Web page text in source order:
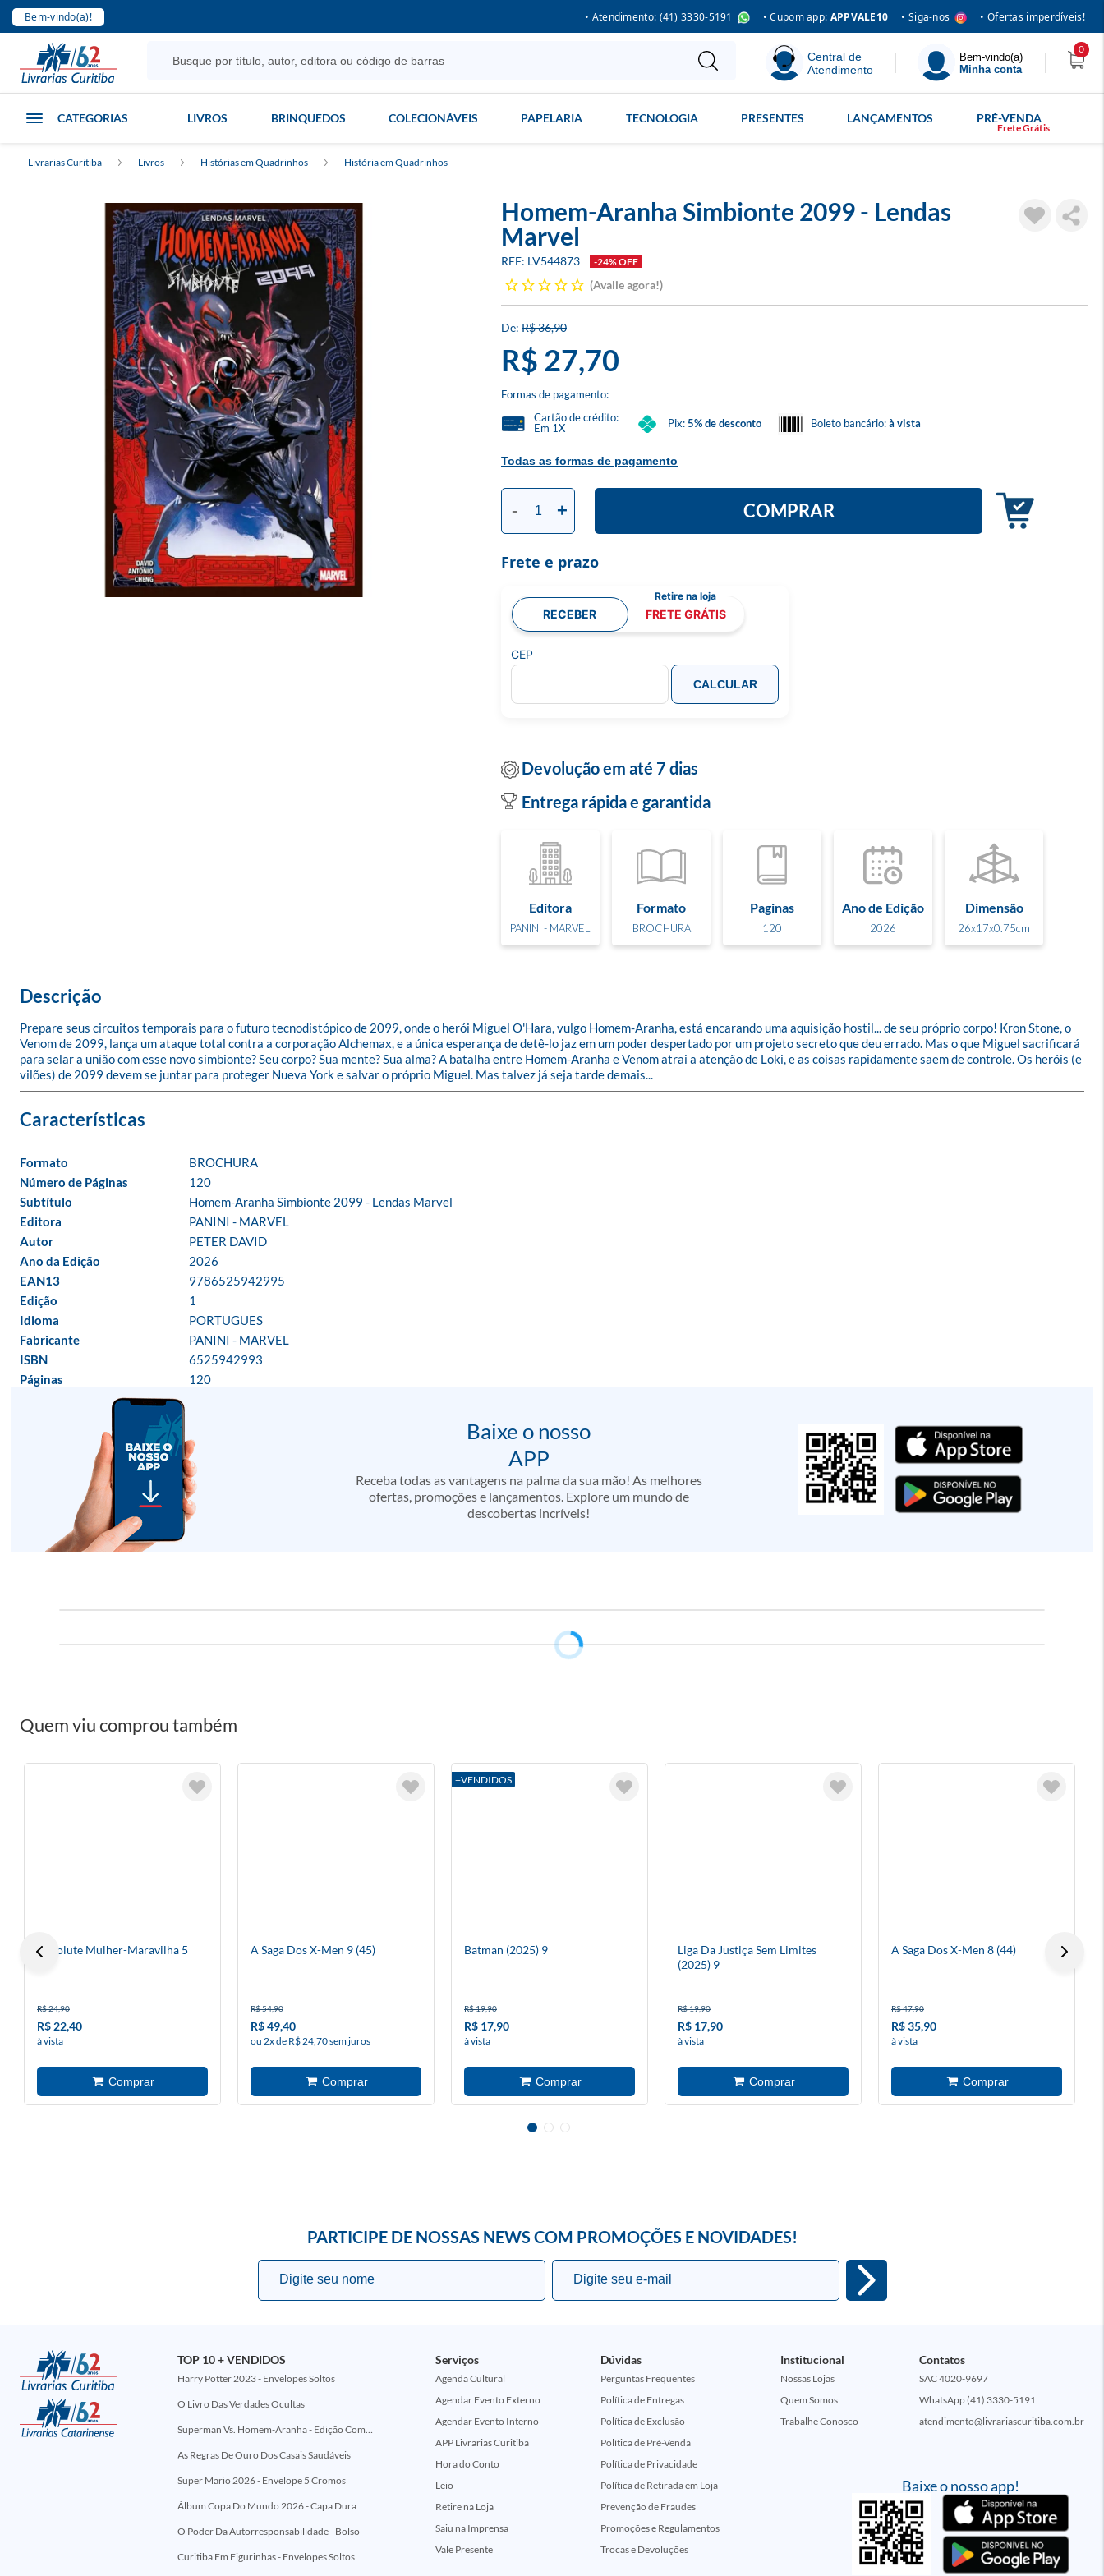
Bem-vindo(a)! • Atendimento: (41) 3330-5191 • Cupom app: APPVALE10 • Siga-nos • Ofertas imperdíveis!
Central de
Atendimento
Bem-vindo(a)
Minha conta
0
CATEGORIAS LIVROS BRINQUEDOS COLECIONÁVEIS PAPELARIA TECNOLOGIA PRESENTES LANÇAMENTOS PRÉ-VENDA
Livrarias Curitiba Livros Histórias em Quadrinhos História em Quadrinhos
Homem-Aranha Simbionte 2099 - Lendas
Marvel
LV544873 -24% OFF
Avalie agora!
R$ 36,90
R$ 27,70
Formas de pagamento:
Todas as formas de pagamento
Cartão de crédito:
Em 1X
Pix:5% de desconto Boleto bancário:à vista
- + COMPRAR
Frete e prazo
RECEBER FRETE GRÁTIS
CEP
CALCULAR
Devolução em até 7 dias
Entrega rápida e garantida
Editora
PANINI - MARVEL
Formato
BROCHURA
Paginas
120
Ano de Edição
2026
Dimensão
26x17x0.75cm
Descrição
Prepare seus circuitos temporais para o futuro tecnodistópico de 2099, onde o herói Miguel O'Hara, vulgo Homem-Aranha, está encarando uma aquisição hostil... de seu próprio corpo! Kron Stone, o
Venom de 2099, lança um ataque total contra a corporação Alchemax, e a única esperança de detê-lo jaz em um poder despertado por um projeto secreto que deu errado. Mas o que Miguel sacrificará
para selar a união com esse novo simbionte? Seu corpo? Sua mente? Sua alma? A batalha entre Homem-Aranha e Venom atrai a atenção de Loki, e as coisas rapidamente saem de controle. Os heróis (e
vilões) de 2099 devem se juntar para proteger Nueva York e salvar o próprio Miguel. Mas talvez já seja tarde demais...
Formato
BROCHURA
Número de Páginas
120
Subtítulo
Homem-Aranha Simbionte 2099 - Lendas Marvel
Editora
PANINI - MARVEL
Autor
PETER DAVID
Ano da Edição
2026
EAN13
9786525942995
Edição
1
Idioma
PORTUGUES
Fabricante
PANINI - MARVEL
ISBN
6525942993
Páginas
120
Baixe o nosso
APP
Receba todas as vantagens na palma da sua mão! As melhores
ofertas, promoções e lançamentos. Explore um mundo de
descobertas incríveis!
Quem viu comprou também
Absolute Mulher-Maravilha 5
R$ 24,90
R$ 22,40
à vista
A Saga Dos X-Men 9 (45)
R$ 54,90
R$ 49,40
ou 2x de R$ 24,70 sem juros
+VENDIDOS
Batman (2025) 9
R$ 19,90
R$ 17,90
à vista
Liga Da Justiça Sem Limites
(2025) 9
R$ 19,90
R$ 17,90
à vista
A Saga Dos X-Men 8 (44)
R$ 47,90
R$ 35,90
à vista
PARTICIPE DE NOSSAS NEWS COM PROMOÇÕES E NOVIDADES!
Baixe o nosso app!
TOP 10 + VENDIDOS
Harry Potter 2023 - Envelopes Soltos
O Livro Das Verdades Ocultas
Superman Vs. Homem-Aranha - Edição Comemorativa 50 Anos (Encontros Clássicos Dc E Marvel)
As Regras De Ouro Dos Casais Saudáveis
Super Mario 2026 - Envelope 5 Cromos
Álbum Copa Do Mundo 2026 - Capa Dura
O Poder Da Autorresponsabilidade - Bolso
Curitiba Em Figurinhas - Envelopes Soltos
Serviços
Agenda Cultural
Agendar Evento Externo
Agendar Evento Interno
APP Livrarias Curitiba
Hora do Conto
Leio +
Retire na Loja
Saiu na Imprensa
Vale Presente
Dúvidas
Perguntas Frequentes
Política de Entregas
Política de Exclusão
Política de Pré-Venda
Política de Privacidade
Política de Retirada em Loja
Prevenção de Fraudes
Promoções e Regulamentos
Trocas e Devoluções
Institucional
Nossas Lojas
Quem Somos
Trabalhe Conosco
Contatos
SAC 4020-9697
WhatsApp (41) 3330-5191
atendimento@livrariascuritiba.com.br